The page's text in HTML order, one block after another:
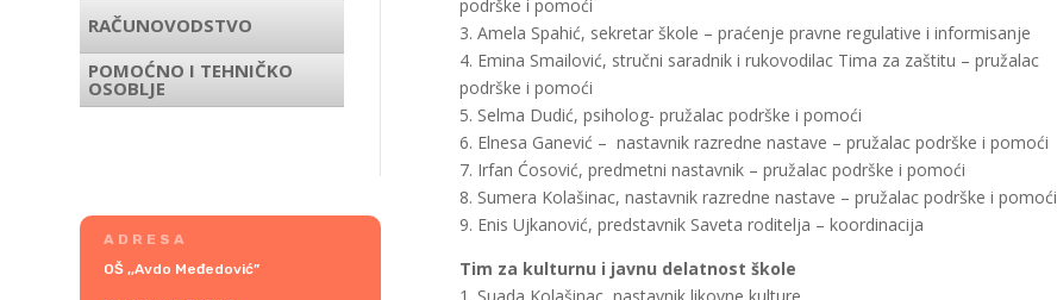
RAČUNOVODSTVO
POMOĆNO I TEHNIČKO
OSOBLJE
ADRESA
OŠ ,,Avdo Međedović”
podrške i pomoći
3. Amela Spahić, sekretar škole – praćenje pravne regulative i informisanje
4. Emina Smailović, stručni saradnik i rukovodilac Tima za zaštitu – pružalac
podrške i pomoći
5. Selma Dudić, psiholog- pružalac podrške i pomoći
6. Elnesa Ganević – nastavnik razredne nastave – pružalac podrške i pomoći
7. Irfan Ćosović, predmetni nastavnik – pružalac podrške i pomoći
8. Sumera Kolašinac, nastavnik razredne nastave – pružalac podrške i pomoći
9. Enis Ujkanović, predstavnik Saveta roditelјa – koordinacija
Tim za kulturnu i javnu delatnost škole